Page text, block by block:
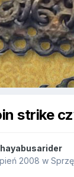
strike
hayabusarider
2008 w